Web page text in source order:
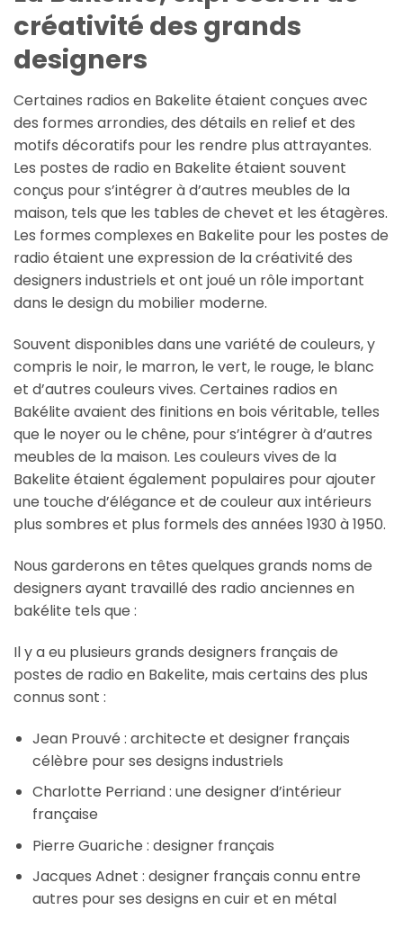
créativité des grands
designers
Certaines radios en Bakelite étaient conçues avec
des formes arrondies, des détails en relief et des
motifs décoratifs pour les rendre plus attrayantes.
Les postes de radio en Bakelite étaient souvent
conçus pour s’intégrer à d’autres meubles de la
maison, tels que les tables de chevet et les étagères.
Les formes complexes en Bakelite pour les postes de
radio étaient une expression de la créativité des
designers industriels et ont joué un rôle important
dans le design du mobilier moderne.
Souvent disponibles dans une variété de couleurs, y
compris le noir, le marron, le vert, le rouge, le blanc
et d’autres couleurs vives. Certaines radios en
Bakélite avaient des finitions en bois véritable, telles
que le noyer ou le chêne, pour s’intégrer à d’autres
meubles de la maison. Les couleurs vives de la
Bakelite étaient également populaires pour ajouter
une touche d’élégance et de couleur aux intérieurs
plus sombres et plus formels des années 1930 à 1950.
Nous garderons en têtes quelques grands noms de
designers ayant travaillé des radio anciennes en
bakélite tels que :
Il y a eu plusieurs grands designers français de
postes de radio en Bakelite, mais certains des plus
connus sont :
Jean Prouvé : architecte et designer français
célèbre pour ses designs industriels
Charlotte Perriand : une designer d’intérieur
française
Pierre Guariche : designer français
Jacques Adnet : designer français connu entre
autres pour ses designs en cuir et en métal